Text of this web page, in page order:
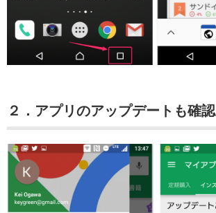
２．アプリのアップデートも確認